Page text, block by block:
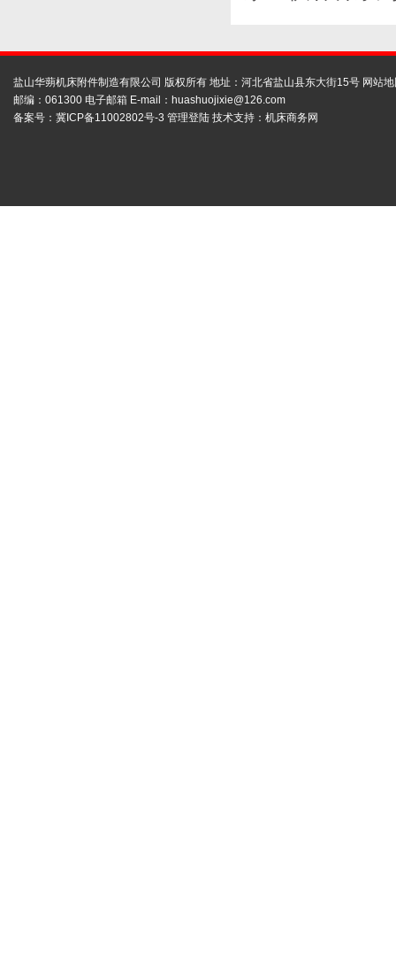
盐山华蒴机床附件制造有限公司 版权所有 地址：河北省盐山县东大街15号 网站
邮编：061300 电子邮箱 E-mail： huashuojixie@126.com
备案号： 冀ICP备11002802号-3 管理登陆 技术支持： 机床商务网